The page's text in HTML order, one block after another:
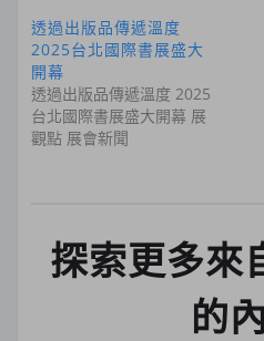
透過出版品傳遞溫度
2025台北國際書展盛大
開幕
透過出版品傳遞溫度 2025
台北國際書展盛大開幕 展
觀點 展會新聞
探索更多來
的